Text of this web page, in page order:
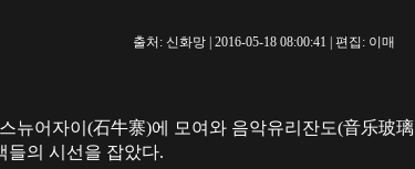
출처: 신화망 | 2016-05-18 08:00:41 | 편집: 이매
뉴어자이(石牛寨)에 모여와 음악유리잔도(音乐玻璃
들의 시선을 잡았다.